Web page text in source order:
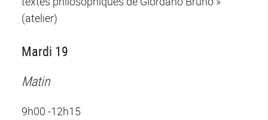
(atelier)
Mardi 19
Matin
9h00 -12h15